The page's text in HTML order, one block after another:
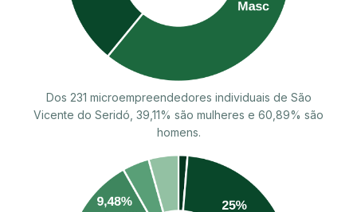
Dos 231 microempreendedores individuais de São
Vicente do Seridó, 39,11% são mulheres e 60,89% são
homens.